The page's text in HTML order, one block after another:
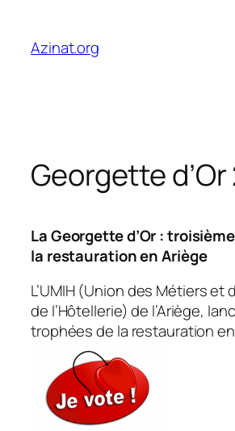
contenu
Azinat.org
Georgette d’Or
La Georgette d’Or :
la restauration en Ariège
L’UMIH (Union des Métiers et
de l’Hôtellerie) de l’Ariège,
trophées de la restauration